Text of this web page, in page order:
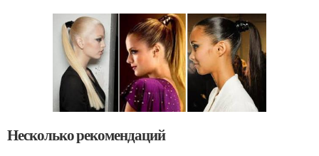
Несколько рекомендаций